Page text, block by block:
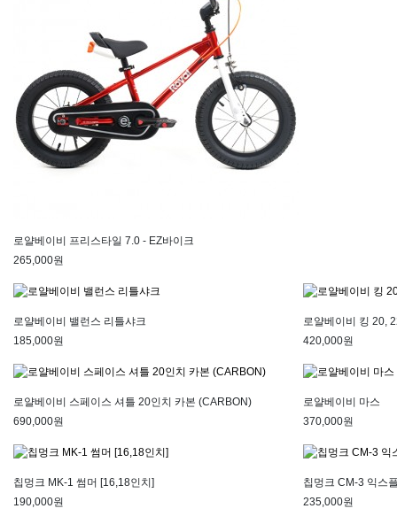
로얄베이비 프리스타일 7.0 - EZ바이크
265,000원
로얄베이비 밸런스 리틀샤크
185,000원
로얄베이비 킹 20,
420,000원
로얄베이비 스페이스 셔틀 20인치 카본 (CARBON)
690,000원
로얄베이비 마스
370,000원
칩멍크 MK-1 썸머 [16,18인치]
190,000원
칩멍크 CM-3 익스
235,000원